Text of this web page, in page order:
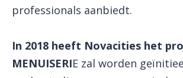
professionals aanbiedt.
In 2018 heeft Novacities het
MENUISERIE zal worden